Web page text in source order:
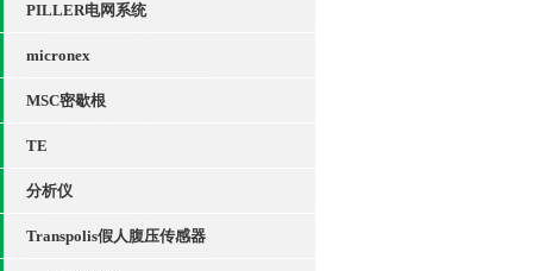
PILLER电网系统
micronex
MSC密歇根
TE
分析仪
Transpolis假人腹压传感器